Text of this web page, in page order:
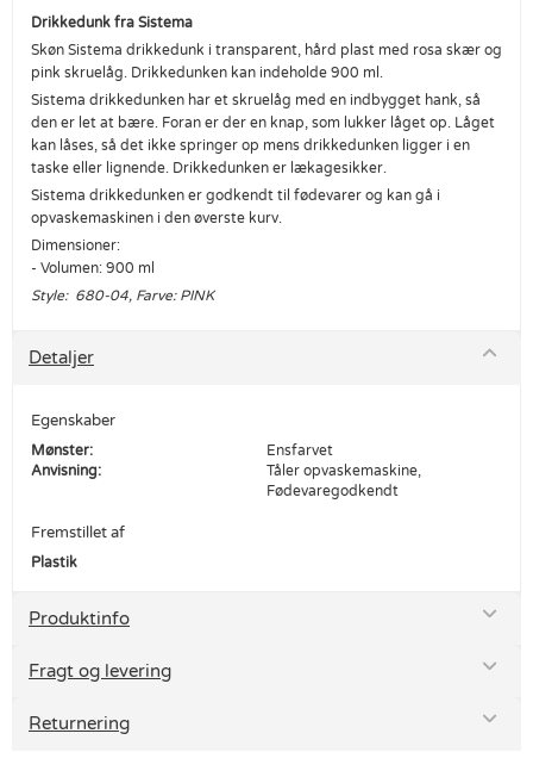
Drikkedunk fra Sistema
Skøn Sistema drikkedunk i transparent, hård plast med rosa skær og
pink skruelåg. Drikkedunken kan indeholde 900 ml.
Sistema drikkedunken har et skruelåg med en indbygget hank, så
den er let at bære. Foran er der en knap, som lukker låget op. Låget
kan låses, så det ikke springer op mens drikkedunken ligger i en
taske eller lignende. Drikkedunken er lækagesikker.
Sistema drikkedunken er godkendt til fødevarer og kan gå i
opvaskemaskinen i den øverste kurv.
Dimensioner:
- Volumen: 900 ml
Style: 680-04, Farve: PINK
Detaljer
Egenskaber
Mønster:
Ensfarvet
Anvisning:
Tåler opvaskemaskine,
Fødevaregodkendt
Fremstillet af
Plastik
Produktinfo
Fragt og levering
Returnering